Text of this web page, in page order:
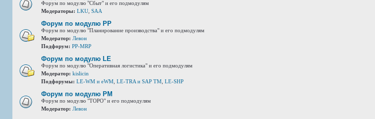
Форум по модулю "Сбыт" и его подмодулям
Модераторы: LKU SAA
Форум по модулю РР
Форум по модулю "Планирование производства" и его подмодулям
Модератор: Левон
Подфорум: PP-MRP
Форум по модулю LE
Форум по модулю "Оперативная логистика" и его подмодулям
Модератор: kislicin
Подфорумы: LE-WM и eWM LE-TRA и SAP TM LE-SHP
Форум по модулю РМ
Форум по модулю "ТОРО" и его подмодулям
Модератор: Левон